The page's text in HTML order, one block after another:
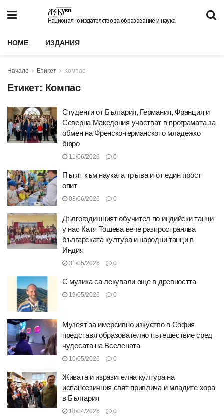
Национално издателство за образование и наука
HOME ИЗДАНИЯ
Начало Етикет Компас
Етикет: Компас
Студенти от България, Германия, Франция и
Северна Македония участват в програмата за
обмен на Френско-германското младежко
бюро
11/06/2026 0
Пътят към науката тръгва и от един прост
опит
08/06/2026 0
Дългогодишният обучител по индийски танци
у нас Катя Тошева вече разпространява
българската култура и народни танци в
Индия
31/05/2026 0
С музика са лекували още в древността
19/05/2026 0
Музеят за имерсивно изкуство в София
представя образователно пътешествие сред
чудесата на Вселената
10/05/2026 0
Живата и изразителна култура на
испаноезичния свят привлича и младите хора
в България
18/04/2026 0